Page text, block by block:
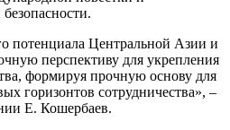
потенциала Центральной Азии и
перспективу для укрепления
формируя прочную основу для
горизонтов сотрудничества», –
Е. Кошербаев.